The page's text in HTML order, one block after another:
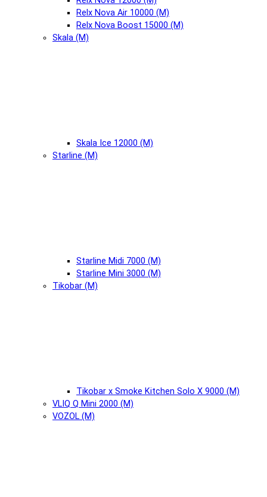
Relx Nova Air 10000 (М)
Relx Nova Boost 15000 (М)
Skala (М)
Skala Ice 12000 (М)
Starline (М)
Starline Midi 7000 (М)
Starline Mini 3000 (М)
Tikobar (М)
Tikobar x Smoke Kitchen Solo X 9000 (М)
VLIQ Q Mini 2000 (М)
VOZOL (М)